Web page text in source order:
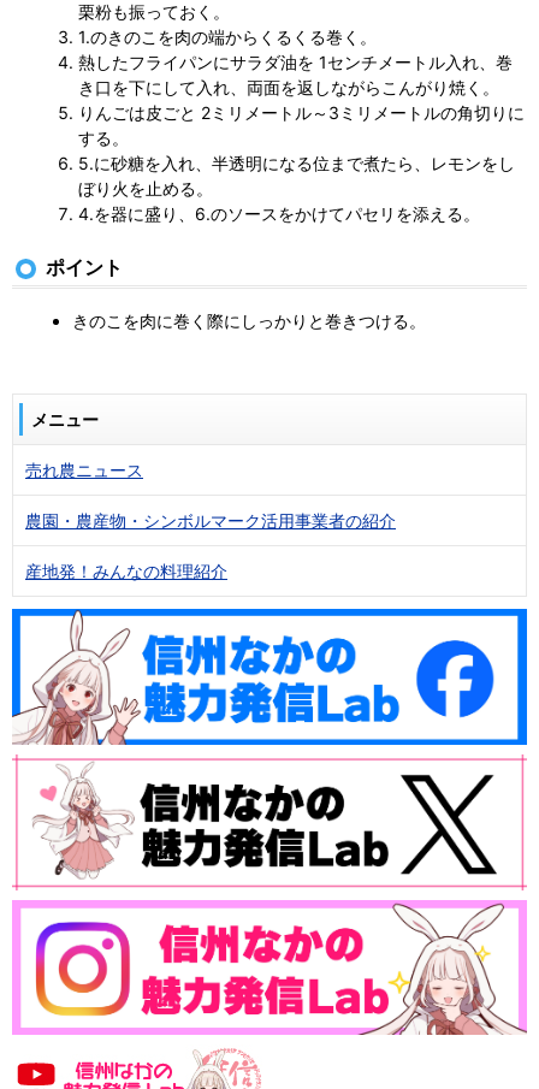
栗粉も振っておく。
1.のきのこを肉の端からくるくる巻く。
熱したフライパンにサラダ油を 1センチメートル入れ、巻
き口を下にして入れ、両面を返しながらこんがり焼く。
りんごは皮ごと 2ミリメートル～3ミリメートルの角切りに
する。
5.に砂糖を入れ、半透明になる位まで煮たら、レモンをし
ぼり火を止める。
4.を器に盛り、6.のソースをかけてパセリを添える。
ポイント
きのこを肉に巻く際にしっかりと巻きつける。
メニュー
売れ農ニュース
農園・農産物・シンボルマーク活用事業者の紹介
産地発！みんなの料理紹介